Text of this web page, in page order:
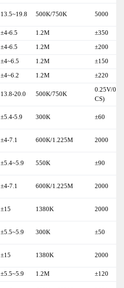
13.5~19.8 500K/750K 5000
±4-6.5 1.2M ±350
±4-6.5 1.2M ±200
±4~6.5 1.2M ±150
±4~6.2 1.2M ±220
13.8-20.0 500K/750K
0.25V/
CS)
±5.4-5.9 300K ±60
±4-7.1 600K/1.225M 2000
±5.4~5.9 550K ±90
±4-7.1 600K/1.225M 2000
±15 1380K 2000
±5.5~5.9 300K ±50
±15 1380K 2000
±5.5~5.9 1.2M ±120